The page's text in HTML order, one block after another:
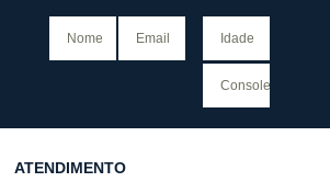
ATENDIMENTO